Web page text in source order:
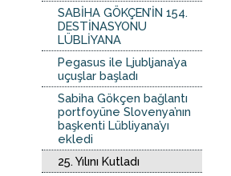
SABİHA GÖKÇEN’İN 154.
DESTİNASYONU
LÜBLİYANA
Pegasus ile Ljubljana’ya
uçuşlar başladı
Sabiha Gökçen bağlantı
portfoyüne Slovenya’nın
başkenti Lübliyana’yı
ekledi
25. Yılını Kutladı